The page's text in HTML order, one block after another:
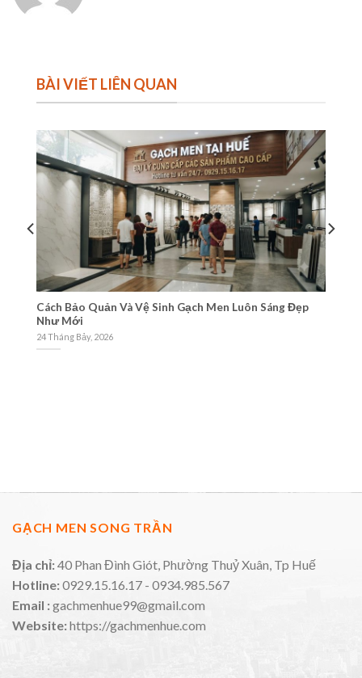
BÀI VIẾT LIÊN QUAN
Cách Bảo Quản Và Vệ Sinh Gạch Men Luôn Sáng Đẹp
Như Mới
24 Tháng Bảy, 2026
GẠCH MEN SONG TRẦN
Địa chỉ:40 Phan Đình Giót, Phường Thuỷ Xuân, Tp Huế
Hotline:0929.15.16.17 - 0934.985.567
Email :gachmenhue99@gmail.com
Website:https://gachmenhue.com